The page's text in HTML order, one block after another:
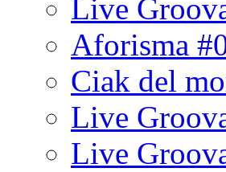
Live
Aforisma
Ciak del
Live
Live